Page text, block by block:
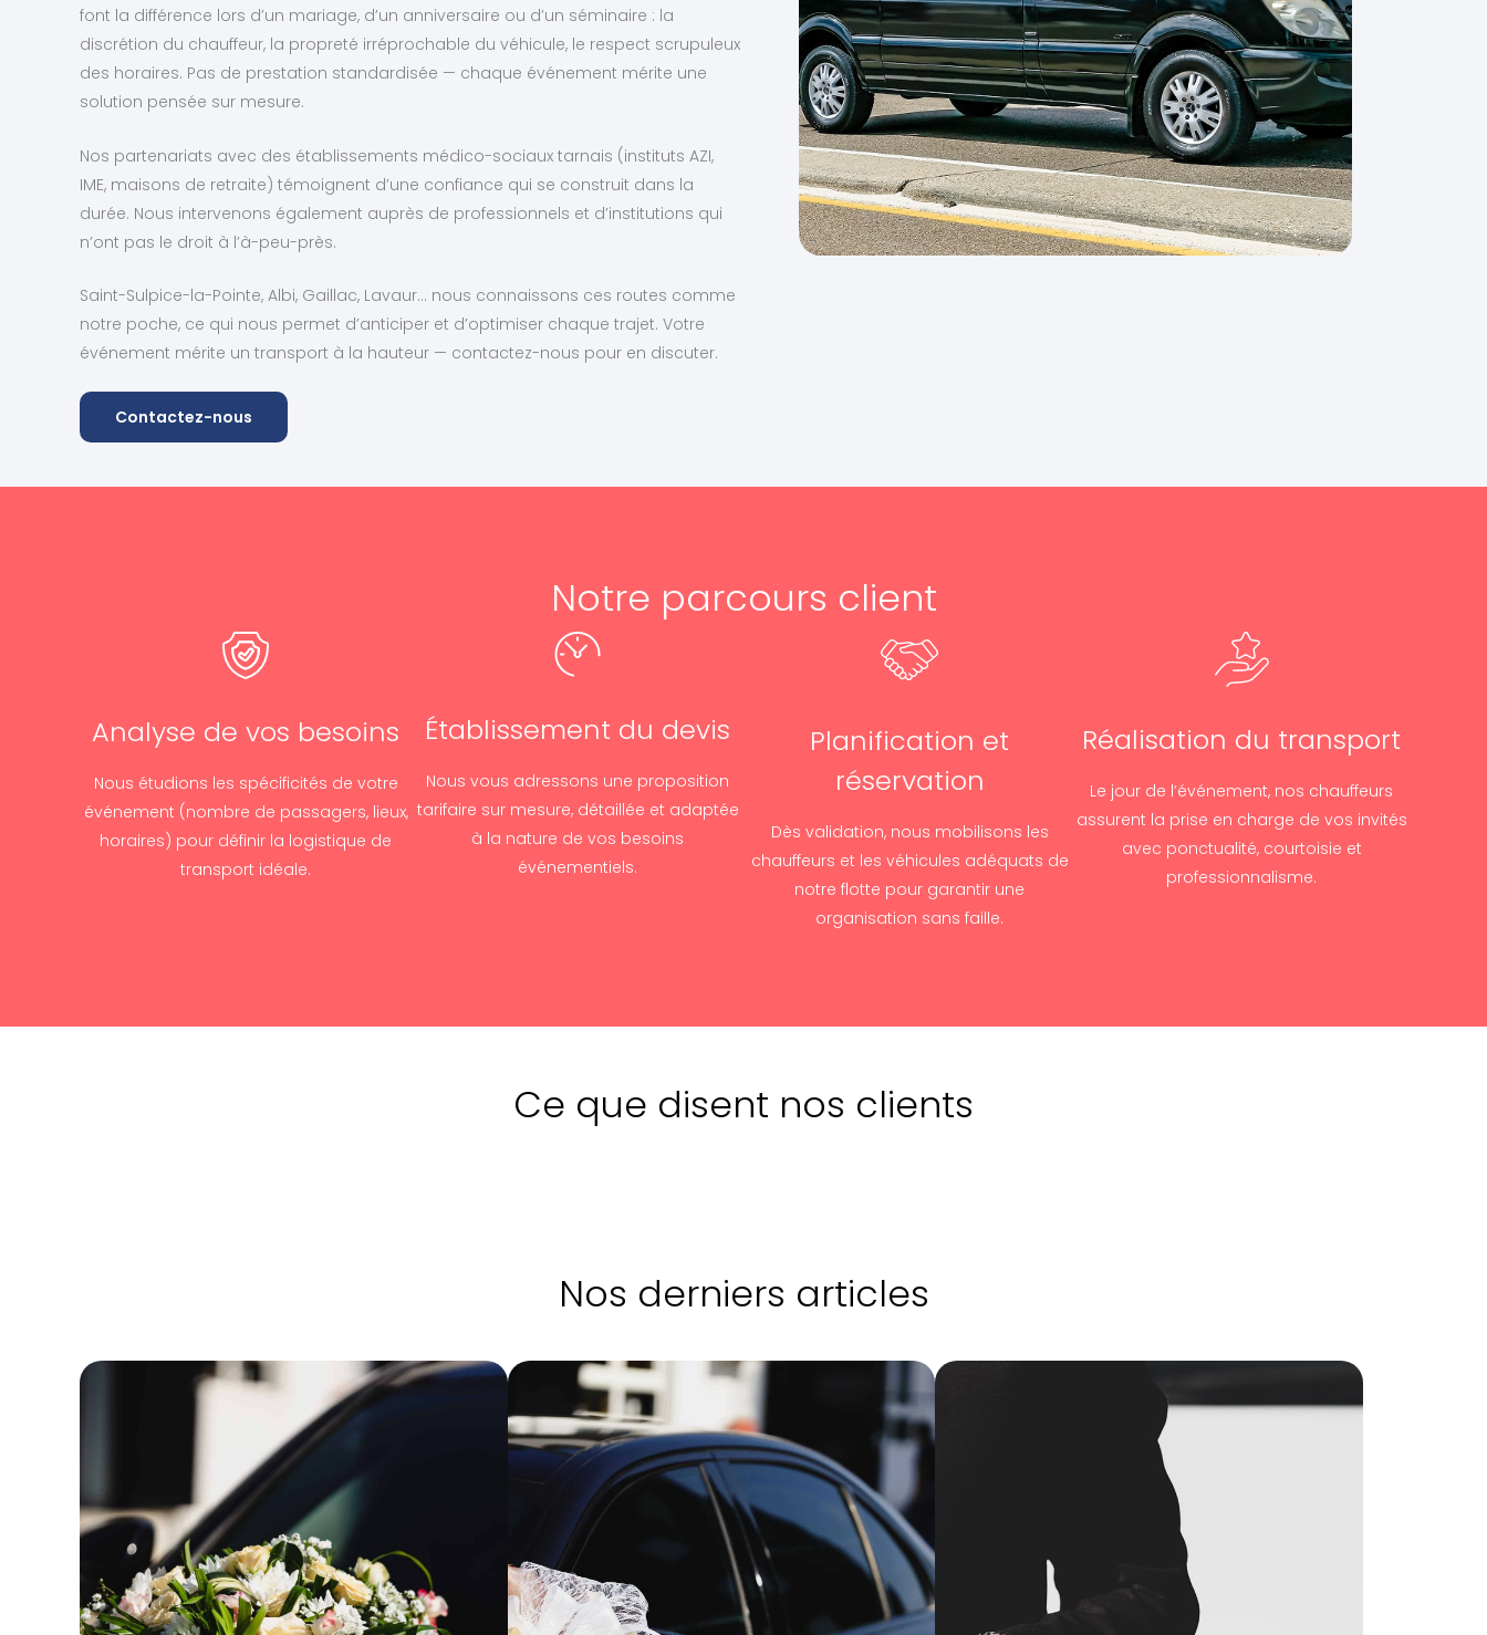
font la différence lors d’un mariage, d’un anniversaire ou d’un séminaire : la
discrétion du chauffeur, la propreté irréprochable du véhicule, le respect scrupuleux
des horaires. Pas de prestation standardisée — chaque événement mérite une
solution pensée sur mesure.
Nos partenariats avec des établissements médico-sociaux tarnais (instituts AZI,
IME, maisons de retraite) témoignent d’une confiance qui se construit dans la
durée. Nous intervenons également auprès de professionnels et d’institutions qui
n’ont pas le droit à l’à-peu-près.
Saint-Sulpice-la-Pointe, Albi, Gaillac, Lavaur… nous connaissons ces routes comme
notre poche, ce qui nous permet d’anticiper et d’optimiser chaque trajet. Votre
événement mérite un transport à la hauteur — contactez-nous pour en discuter.
Contactez-nous
Notre parcours client
Analyse de vos besoins
Nous étudions les spécificités de votre
événement (nombre de passagers, lieux,
horaires) pour définir la logistique de
transport idéale.
Établissement du devis
Nous vous adressons une proposition
tarifaire sur mesure, détaillée et adaptée
à la nature de vos besoins
événementiels.
Planification et
réservation
Dès validation, nous mobilisons les
chauffeurs et les véhicules adéquats de
notre flotte pour garantir une
organisation sans faille.
Réalisation du transport
Le jour de l’événement, nos chauffeurs
assurent la prise en charge de vos invités
avec ponctualité, courtoisie et
professionnalisme.
Ce que disent nos clients
Nos derniers articles